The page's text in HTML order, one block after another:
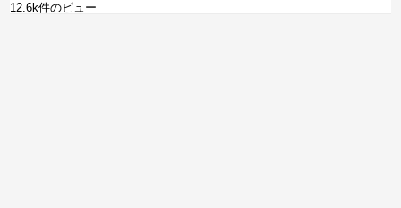
12.6k件のビュー